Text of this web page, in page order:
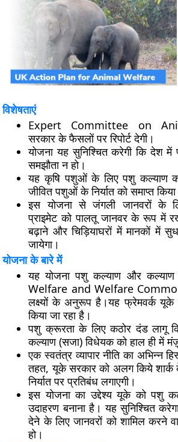
विशेषताएं
Expert Committee on
सरकार के फैसलों पर रिपोर्ट देगी।
योजना यह सुनिश्चित करेगी कि देश
समझौता न हो।
यह कृषि पशुओं के लिए पशु कल्याण
जीवित पशुओं के निर्यात को समाप्त किया
इस योजना से जंगली जानवरों के
प्राइमेट को पालतू जानवर के रूप में
बढ़ाने और चिड़ियाघरों में मानकों में
जायेगा।
योजना के बारे में
यह योजना पशु कल्याण और
Welfare and Welfare
लक्ष्यों के अनुरूप है।यह फ्रेमवर्क यूके
किया जा रहा है।
पशु क्रूरता के लिए कठोर दंड लागू
कल्याण (सजा) विधेयक को हाल ही में
एक स्वतंत्र व्यापार नीति का अभिन्न
तहत, यूके सरकार को अलग किये
निर्यात पर प्रतिबंध लगाएगी।
इस योजना का उद्देश्य यूके को पशु
उदाहरण बनाना है। यह सुनिश्चित
देने के लिए जानवरों को शामिल करने
हो।